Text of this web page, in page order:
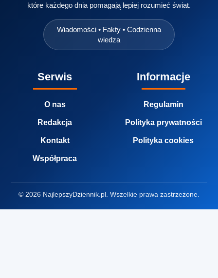
które każdego dnia pomagają lepiej rozumieć świat.
Wiadomości • Fakty • Codzienna
wiedza
Serwis
O nas
Redakcja
Kontakt
Współpraca
Informacje
Regulamin
Polityka prywatności
Polityka cookies
© 2026 NajlepszyDziennik.pl. Wszelkie prawa zastrzeżone.